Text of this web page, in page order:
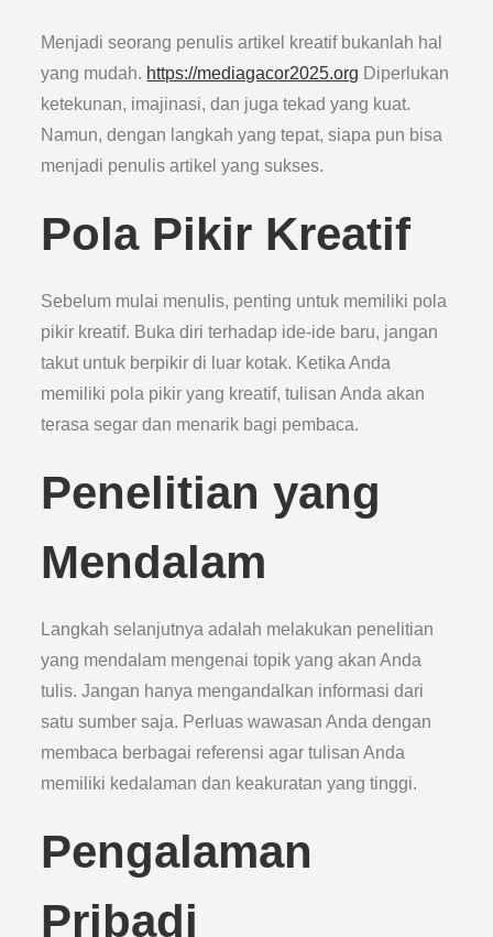
Menjadi seorang penulis artikel kreatif bukanlah hal
yang mudah. https://mediagacor2025.org Diperlukan
ketekunan, imajinasi, dan juga tekad yang kuat.
Namun, dengan langkah yang tepat, siapa pun bisa
menjadi penulis artikel yang sukses.
Pola Pikir Kreatif
Sebelum mulai menulis, penting untuk memiliki pola
pikir kreatif. Buka diri terhadap ide-ide baru, jangan
takut untuk berpikir di luar kotak. Ketika Anda
memiliki pola pikir yang kreatif, tulisan Anda akan
terasa segar dan menarik bagi pembaca.
Penelitian yang
Mendalam
Langkah selanjutnya adalah melakukan penelitian
yang mendalam mengenai topik yang akan Anda
tulis. Jangan hanya mengandalkan informasi dari
satu sumber saja. Perluas wawasan Anda dengan
membaca berbagai referensi agar tulisan Anda
memiliki kedalaman dan keakuratan yang tinggi.
Pengalaman
Pribadi